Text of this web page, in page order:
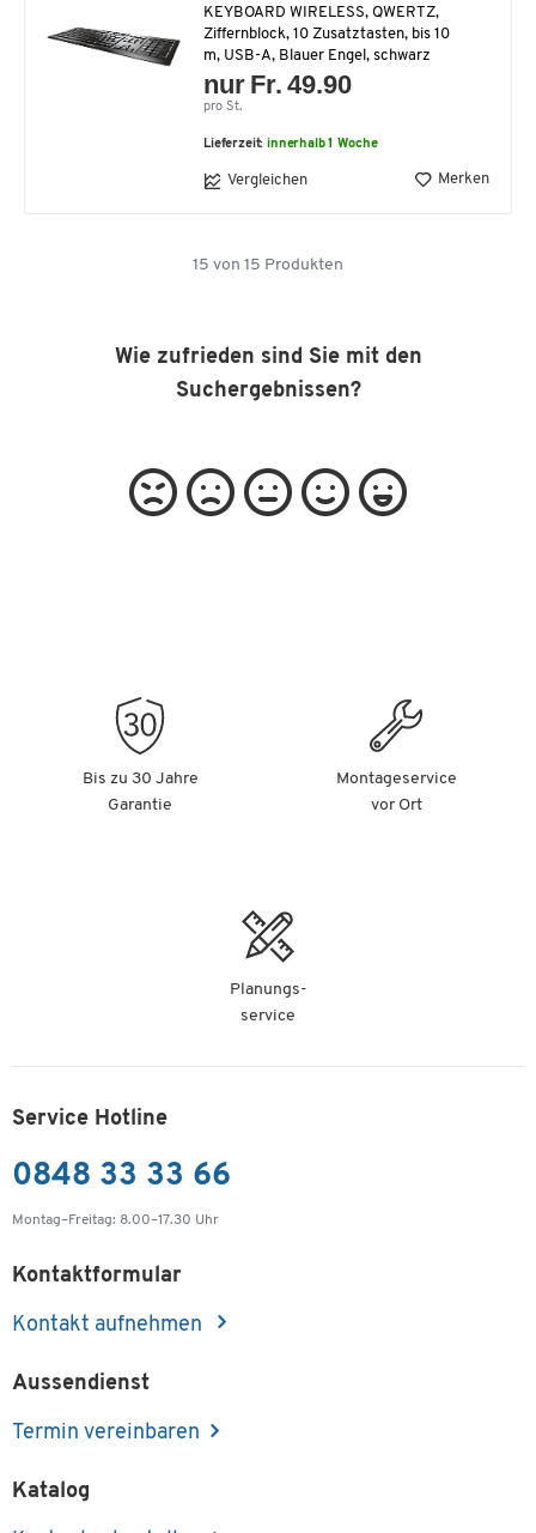
KEYBOARD WIRELESS, QWERTZ,
Ziffernblock, 10 Zusatztasten, bis 10
m, USB-A, Blauer Engel, schwarz
nur Fr. 49.90
pro St.
Lieferzeit:innerhalb 1 Woche
Vergleichen Merken
15 von 15 Produkten
Wie zufrieden sind Sie mit den
Suchergebnissen?
Bis zu 30 Jahre
Garantie
Montageservice
vor Ort
Planungs-
service
Service Hotline
0848 33 33 66
Montag–Freitag: 8.00–17.30 Uhr
Kontaktformular
Kontakt aufnehmen
Aussendienst
Termin vereinbaren
Katalog